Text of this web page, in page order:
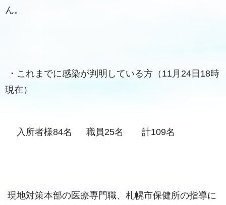
ん。
・これまでに感染が判明している方（11月24日18時
現在）
入所者様84名 職員25名 計109名
現地対策本部の医療専門職、札幌市保健所の指導に